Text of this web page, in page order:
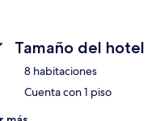
Tamaño del hotel
8 habitaciones
Cuenta con 1 piso